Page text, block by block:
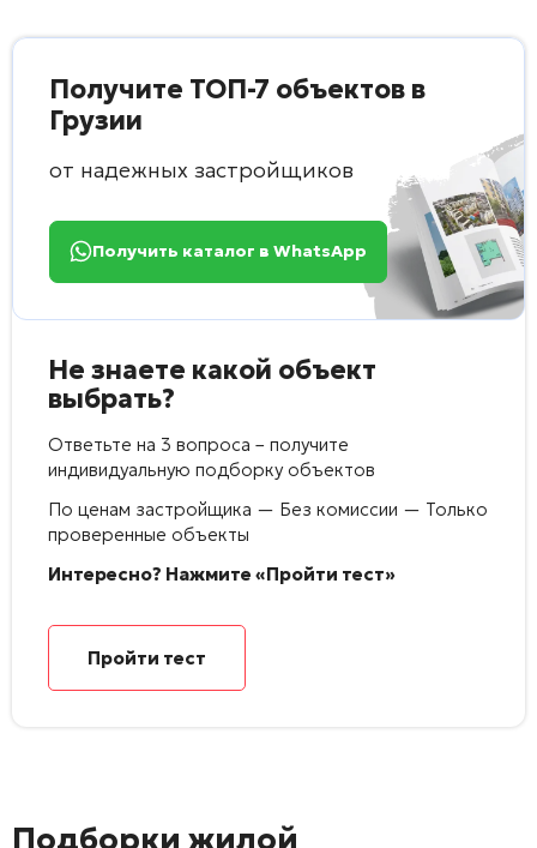
Получите ТОП-7 объектов в
Грузии
от надежных застройщиков
Получить каталог в WhatsApp
Не знаете какой объект
выбрать?
Ответьте на 3 вопроса – получите
индивидуальную подборку объектов
По ценам застройщика — Без комиссии — Только
проверенные объекты
Интересно? Нажмите «Пройти тест»
Пройти тест
Подборки жилой